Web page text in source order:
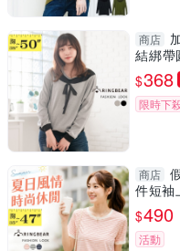
商店
結綁帶
中大尺
$368
限時下
商店
件短袖
碼
$490
活動